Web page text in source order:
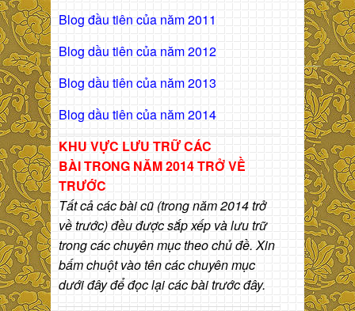
Blog đầu tiên của năm 2011
Blog dầu tiên của năm 2012
Blog dầu tiên của năm 2013
Blog dầu tiên của năm 2014
KHU VỰC LƯU TRỮ CÁC
BÀITRONG NĂM 2014 TRỞ VỀ
TRƯỚC
Tất cả các bài cũ (trong năm 2014 trở
về trước) đều được sắp xếp và lưu trữ
trong các chuyên mục theo chủ đề. Xin
bấm chuột vào tên các chuyên mục
dưới đây để đọc lại các bài trước đây.